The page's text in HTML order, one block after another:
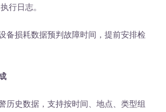
行日志。
损耗数据预判故障时间，提前安排检
史数据，支持按时间、地点、类型组